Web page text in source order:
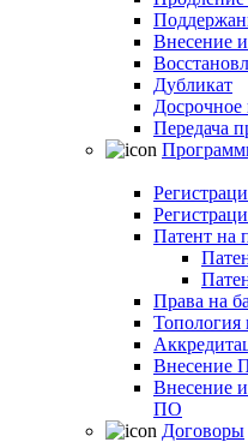
Внесение
Дубликат
Досрочное
Передача
Патент на
Права на
Топология
Внесение
Внесение
ПО
Договоры